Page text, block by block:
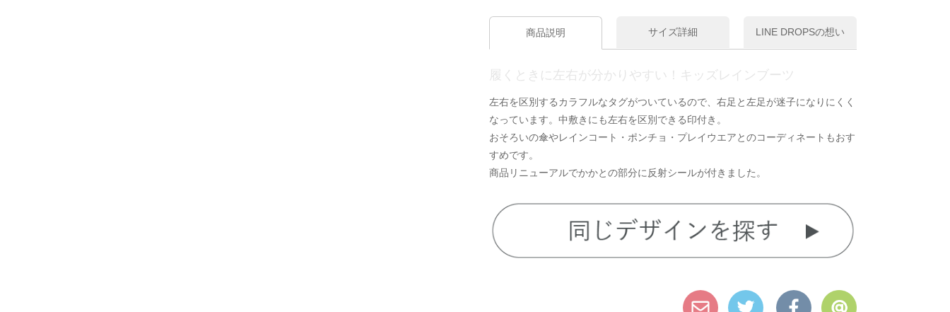
商品説明 サイズ詳細 LINE DROPSの想い
履くときに左右が分かりやすい！キッズレインブーツ
左右を区別するカラフルなタグがついているので、右足と左足が迷子になりにくく
なっています。中敷きにも左右を区別できる印付き。
おそろいの傘やレインコート・ポンチョ・プレイウエアとのコーディネートもおす
すめです。
商品リニューアルでかかとの部分に反射シールが付きました。